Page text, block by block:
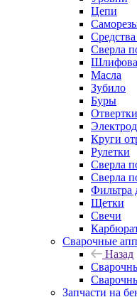
Цепи
Сверла
Масла
Зубило
Буры
Отвертки
Круги
Рулетки
Сверла
Сверла
Фильтра
Щетки
Свечи
Сварочные
Назад
Запчасти на